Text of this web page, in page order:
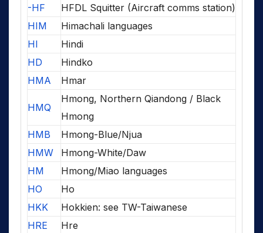
-HF
HFDL Squitter (Aircraft comms station)
HIM
Himachali languages
HI
Hindi
HD
Hindko
HMA
Hmar
HMQ
Hmong, Northern Qiandong / Black
Hmong
HMB
Hmong-Blue/Njua
HMW
Hmong-White/Daw
HM
Hmong/Miao languages
HO
Ho
HKK
Hokkien: see TW-Taiwanese
HRE
Hre